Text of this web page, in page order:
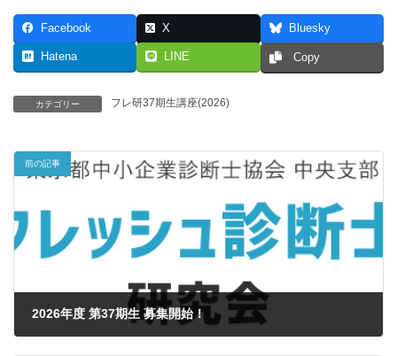
Facebook X Bluesky
Hatena LINE Copy
カテゴリー フレ研37期生講座(2026)
前の記事
2026年度 第37期生 募集開始！